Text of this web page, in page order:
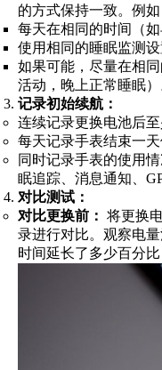
的方式保持一致。例如
每天在相同的时间（如
使用相同的睡眠监测设
如果可能，尽量在相
活动，晚上正常睡眠）
记录初始续航：
连续记录更换电池后
每天记录手表结束一
同时记录手表的使用
眠追踪、消息通知、
对比测试：
对比更换前： 将更换
录进行对比。观察电
时间延长了多少百分比